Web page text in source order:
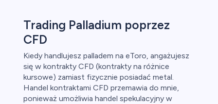
Trading Palladium poprzez
CFD
Kiedy handlujesz palladem na eToro, angażujesz
się w kontrakty CFD (kontrakty na różnice
kursowe) zamiast fizycznie posiadać metal.
Handel kontraktami CFD przemawia do mnie,
ponieważ umożliwia handel spekulacyjny w